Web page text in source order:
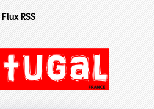
Flux RSS